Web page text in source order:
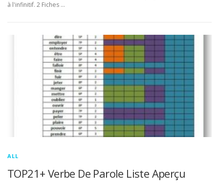
à l'infinitif. 2 Fiches …
ALL
TOP21+ Verbe De Parole Liste Aperçu